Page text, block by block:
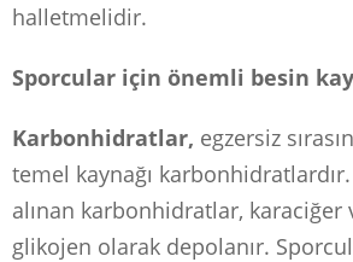
halletmelidir.
Sporcular için önemli besin
Karbonhidratlar, egzersiz
temel kaynağı
alınan karbonhidratlar, karaciğer
glikojen olarak depolanır.